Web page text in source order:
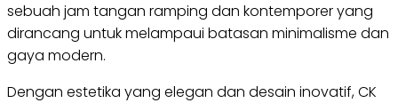
sebuah jam tangan ramping dan kontemporer yang
dirancang untuk melampaui batasan minimalisme dan
gaya modern.
Dengan estetika yang elegan dan desain inovatif, CK